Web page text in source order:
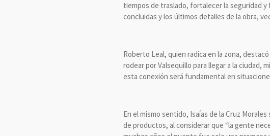
tiempos de traslado, fortalecer la seguridad
concluidas y los últimos detalles de la obra,
Roberto Leal, quien radica en la zona,
rodear por Valsequillo para llegar a la ciudad,
esta conexión será fundamental en
En el mismo sentido, Isaías de la Cruz
de productos, al considerar que “la gente